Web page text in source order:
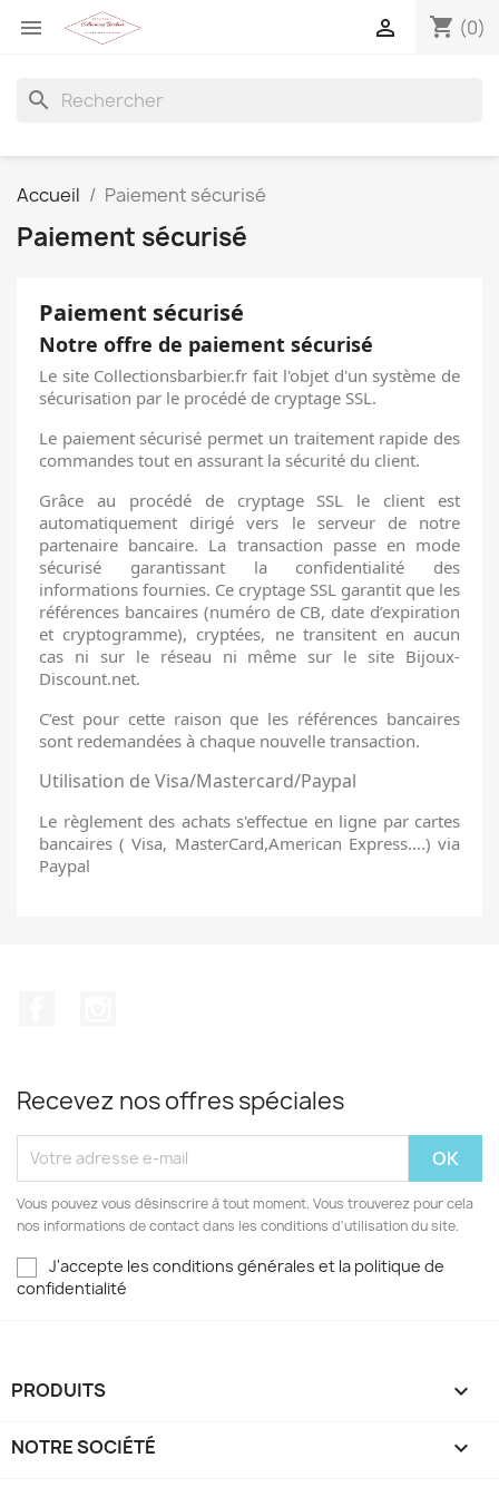
 shopping_cart (0)

search
Accueil Paiement sécurisé
Paiement sécurisé
Paiement sécurisé
Notre offre de paiement sécurisé
Le site Collectionsbarbier.fr fait l'objet d'un système de
sécurisation par le procédé de cryptage SSL.
Le paiement sécurisé permet un traitement rapide des
commandes tout en assurant la sécurité du client.
Grâce au procédé de cryptage SSL le client est
automatiquement dirigé vers le serveur de notre
partenaire bancaire. La transaction passe en mode
sécurisé garantissant la confidentialité des
informations fournies. Ce cryptage SSL garantit que les
références bancaires (numéro de CB, date d’expiration
et cryptogramme), cryptées, ne transitent en aucun
cas ni sur le réseau ni même sur le site Bijoux-
Discount.net.
C’est pour cette raison que les références bancaires
sont redemandées à chaque nouvelle transaction.
Utilisation de Visa/Mastercard/Paypal
Le règlement des achats s'effectue en ligne par cartes
bancaires ( Visa, MasterCard,American Express....) via
Paypal
Recevez nos offres spéciales
Vous pouvez vous désinscrire à tout moment. Vous trouverez pour cela
nos informations de contact dans les conditions d'utilisation du site.
J'accepte les conditions générales et la politique de
confidentialité
PRODUITS 
NOTRE SOCIÉTÉ 